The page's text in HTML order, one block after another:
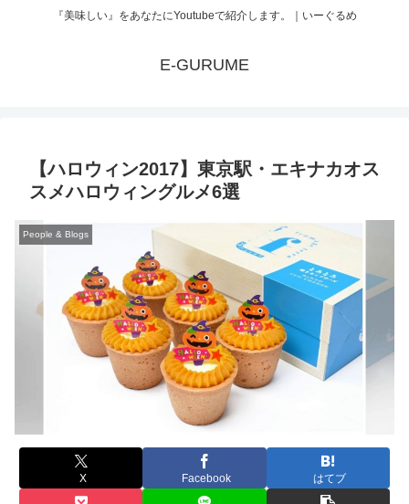
『美味しい』をあなたにYoutubeで紹介します。｜いーぐるめ
E-GURUME
【ハロウィン2017】東京駅・エキナカオス
スメハロウィングルメ6選
People & Blogs
X Facebook はてブ